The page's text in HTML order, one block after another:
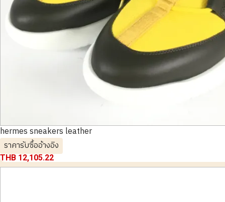
hermes sneakers leather
ราคารับซื้ออ้างอิง
THB 12,105.22